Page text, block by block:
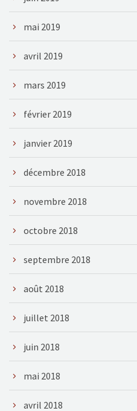
mai 2019
avril 2019
mars 2019
février 2019
janvier 2019
décembre 2018
novembre 2018
octobre 2018
septembre 2018
août 2018
juillet 2018
juin 2018
mai 2018
avril 2018